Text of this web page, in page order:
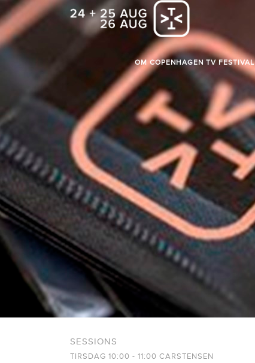
OM COPENHAGEN TV FESTIVAL
SESSIONS
TIRSDAG 10:00 - 11:00 CARSTENSEN